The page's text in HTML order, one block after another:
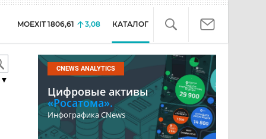
MOEXIT 1806,61 3,08 КАТАЛОГ
▼
CNEWS ANALYTICS
Цифровые активы
«Росатома».
Инфографика CNews